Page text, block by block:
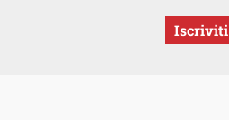
Iscriviti